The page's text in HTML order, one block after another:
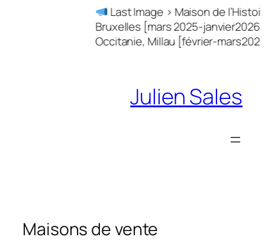
Last Image > Maison de l’Histoire
Bruxelles [mars 2025-janvier2026] +
Occitanie, Millau [février-mars2026]
Julien Sales
Maisons de vente